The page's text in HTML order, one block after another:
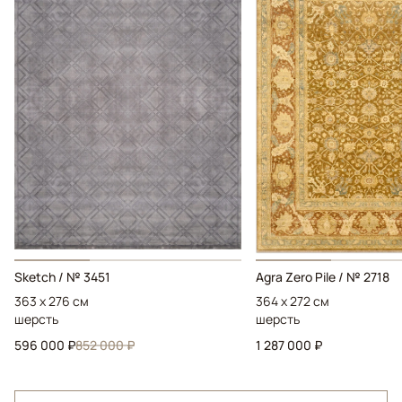
Sketch / № 3451
363 x 276 см
шерсть
596 000 ₽852 000 ₽
Agra Zero Pile / № 2718
364 x 272 см
шерсть
1 287 000 ₽